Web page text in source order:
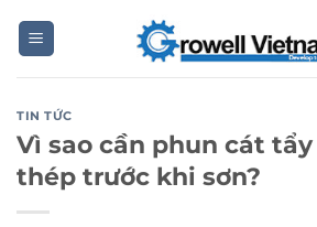
TIN TỨC
Vì sao cần phun cát
thép trước khi sơn?